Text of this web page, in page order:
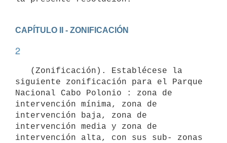
CAPÍTULO II - ZONIFICACIÓN
2
siguiente zonificación para el Parque
Nacional Cabo Polonio : zona de
intervención mínima, zona de
intervención baja, zona de
intervención media y zona de
intervención alta, con sus sub- zonas